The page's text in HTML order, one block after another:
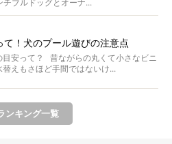
チブルドッグとオーナ...
て！犬のプール遊びの注意点
目安って？ 昔ながらの丸くて小さなビニ
えもさほど手間ではないけ...
ンキング一覧